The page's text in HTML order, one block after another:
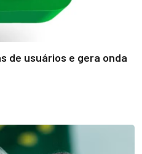
de usuários e gera onda